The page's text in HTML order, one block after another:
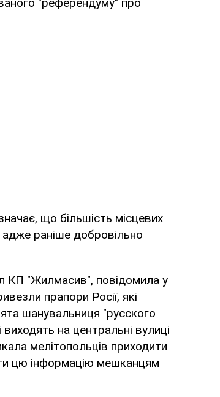
що більшість місцевих
адже раніше добровільно
КП "Жилмасив", повідомила у
прапори Росії, які
шанувальниця "русского
на центральні вулиці
мелітопольців приходити
цю інформацію мешканцям